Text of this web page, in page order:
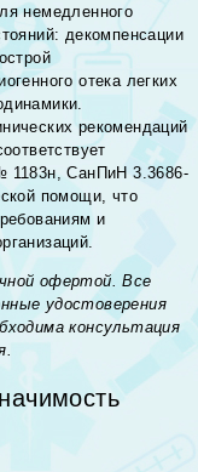
немедленного
декомпенсации
отека легких
рекомендаций
1183н, СанПиН 3.3686-
помощи, что
и
офертой. Все
удостоверения
консультация